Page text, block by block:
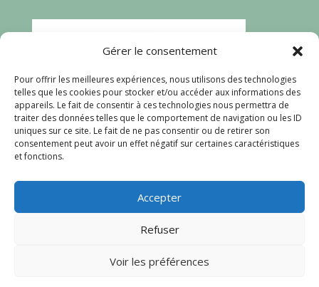
Gérer le consentement
Pour offrir les meilleures expériences, nous utilisons des technologies
telles que les cookies pour stocker et/ou accéder aux informations des
appareils. Le fait de consentir à ces technologies nous permettra de
traiter des données telles que le comportement de navigation ou les ID
uniques sur ce site. Le fait de ne pas consentir ou de retirer son
consentement peut avoir un effet négatif sur certaines caractéristiques
et fonctions.
Accepter
Refuser
Voir les préférences